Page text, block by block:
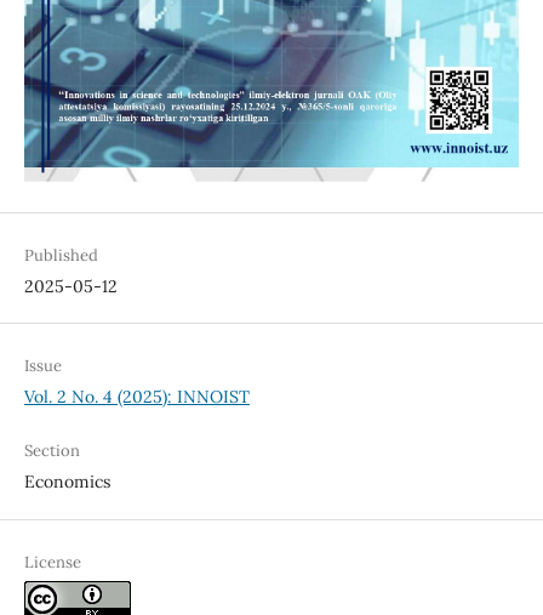
Published
2025-05-12
Issue
Vol. 2 No. 4 (2025): INNOIST
Section
Economics
License